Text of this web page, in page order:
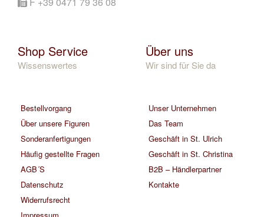
Shop Service
Wissenswertes
Bestellvorgang
Über unsere Figuren
Sonderanfertigungen
Häufig gestellte Fragen
AGB´S
Datenschutz
Widerrufsrecht
Impressum
Über uns
Wir sind für Sie da
Unser Unternehmen
Das Team
Geschäft in St. Ulrich
Geschäft in St. Christina
B2B – Händlerpartner
Kontakte